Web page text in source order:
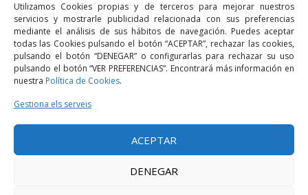
Utilizamos Cookies propias y de terceros para mejorar nuestros
servicios y mostrarle publicidad relacionada con sus preferencias
mediante el análisis de sus hábitos de navegación. Puedes aceptar
todas las Cookies pulsando el botón “ACEPTAR”, rechazar las cookies,
pulsando el botón “DENEGAR” o configurarlas para rechazar su uso
pulsando el botón “VER PREFERENCIAS”. Encontrará más información en
nuestra Política de Cookies.
Gestiona els serveis
ACEPTAR
DENEGAR
bcn@bellavistalegal.eu
GRANOLLERS
C/ Sant Jaume, 16 1r, 08401 Granollers (Bcn)
+34 93 860 39 60
grn@bellavistalegal.eu
MADRID
C/ Serrano 114, 2º izq. 28006 Madrid.
+34 91 431 98 21 | +34 91 431 98 95
mad@bellavistalegal.eu